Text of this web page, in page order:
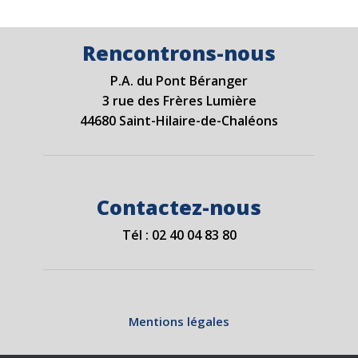
Rencontrons-nous
P.A. du Pont Béranger
3 rue des Frères Lumière
44680 Saint-Hilaire-de-Chaléons
Contactez-nous
Tél : 02 40 04 83 80
Mentions légales